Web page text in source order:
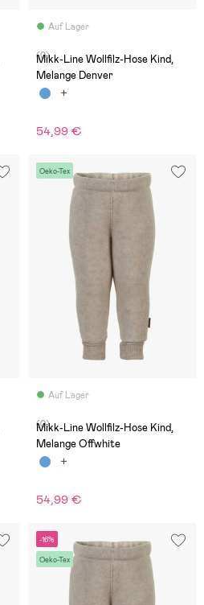
Auf Lager
(0)
Mikk-Line Wollfilz-Hose Kind,
Melange Denver
54,99 €
Oeko-Tex
Auf Lager
(0)
Mikk-Line Wollfilz-Hose Kind,
Melange Offwhite
54,99 €
-16%
Oeko-Tex